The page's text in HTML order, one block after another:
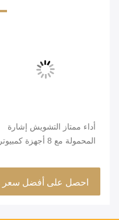
أداء ممتاز التشويش إشارة
المحمولة مع 8 أجهزة كمبيوتر
احصل على أفضل سعر